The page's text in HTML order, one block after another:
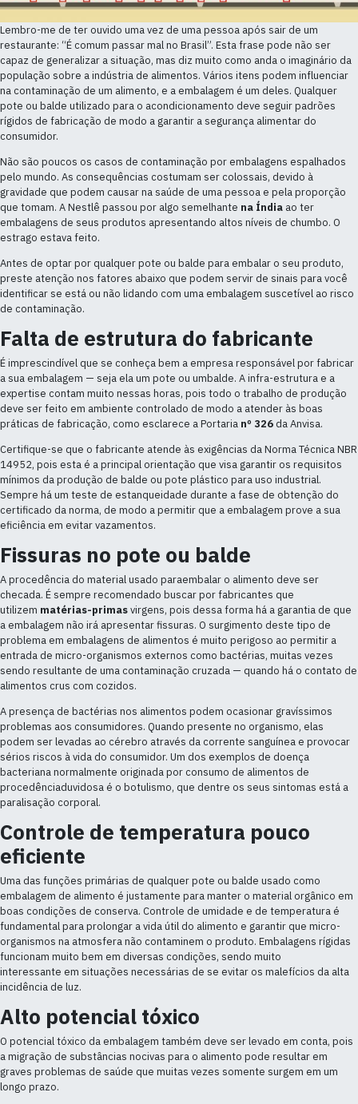
Lembro-me de ter ouvido uma vez de uma pessoa após sair de um
restaurante: “É comum passar mal no Brasil”. Esta frase pode não ser
capaz de generalizar a situação, mas diz muito como anda o imaginário da
população sobre a indústria de alimentos. Vários itens podem influenciar
na contaminação de um alimento, e a embalagem é um deles. Qualquer
pote ou balde utilizado para o acondicionamento deve seguir padrões
rígidos de fabricação de modo a garantir a segurança alimentar do
consumidor.
Não são poucos os casos de contaminação por embalagens espalhados
pelo mundo. As consequências costumam ser colossais, devido à
gravidade que podem causar na saúde de uma pessoa e pela proporção
que tomam. A Nestlê passou por algo semelhante na Índia ao ter
embalagens de seus produtos apresentando altos níveis de chumbo. O
estrago estava feito.
Antes de optar por qualquer pote ou balde para embalar o seu produto,
preste atenção nos fatores abaixo que podem servir de sinais para você
identificar se está ou não lidando com uma embalagem suscetível ao risco
de contaminação.
Falta de estrutura do fabricante
É imprescindível que se conheça bem a empresa responsável por fabricar
a sua embalagem — seja ela um pote ou umbalde. A infra-estrutura e a
expertise contam muito nessas horas, pois todo o trabalho de produção
deve ser feito em ambiente controlado de modo a atender às boas
práticas de fabricação, como esclarece a Portaria nº 326da Anvisa.
Certifique-se que o fabricante atende às exigências da Norma Técnica NBR
14952, pois esta é a principal orientação que visa garantir os requisitos
mínimos da produção de balde ou pote plástico para uso industrial.
Sempre há um teste de estanqueidade durante a fase de obtenção do
certificado da norma, de modo a permitir que a embalagem prove a sua
eficiência em evitar vazamentos.
Fissuras no pote ou balde
A procedência do material usado paraembalar o alimento deve ser
checada. É sempre recomendado buscar por fabricantes que
utilizem matérias-primasvirgens, pois dessa forma há a garantia de que
a embalagem não irá apresentar fissuras. O surgimento deste tipo de
problema em embalagens de alimentos é muito perigoso ao permitir a
entrada de micro-organismos externos como bactérias, muitas vezes
sendo resultante de uma contaminação cruzada — quando há o contato de
alimentos crus com cozidos.
A presença de bactérias nos alimentos podem ocasionar gravíssimos
problemas aos consumidores. Quando presente no organismo, elas
podem ser levadas ao cérebro através da corrente sanguínea e provocar
sérios riscos à vida do consumidor. Um dos exemplos de doença
bacteriana normalmente originada por consumo de alimentos de
procedênciaduvidosa é o botulismo, que dentre os seus sintomas está a
paralisação corporal.
Controle de temperatura pouco
eficiente
Uma das funções primárias de qualquer pote ou balde usado como
embalagem de alimento é justamente para manter o material orgânico em
boas condições de conserva. Controle de umidade e de temperatura é
fundamental para prolongar a vida útil do alimento e garantir que micro-
organismos na atmosfera não contaminem o produto. Embalagens rígidas
funcionam muito bem em diversas condições, sendo muito
interessante em situações necessárias de se evitar os malefícios da alta
incidência de luz.
Alto potencial tóxico
O potencial tóxico da embalagem também deve ser levado em conta, pois
a migração de substâncias nocivas para o alimento pode resultar em
graves problemas de saúde que muitas vezes somente surgem em um
longo prazo.